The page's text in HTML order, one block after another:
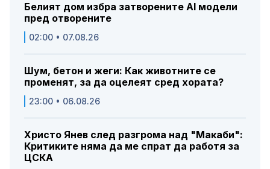
Белият дом избра затворените AI модели
пред отворените
02:00 • 07.08.26
Шум, бетон и жеги: Как животните се
променят, за да оцелеят сред хората?
23:00 • 06.08.26
Христо Янев след разгрома над "Макаби":
Критиките няма да ме спрат да работя за
ЦСКА